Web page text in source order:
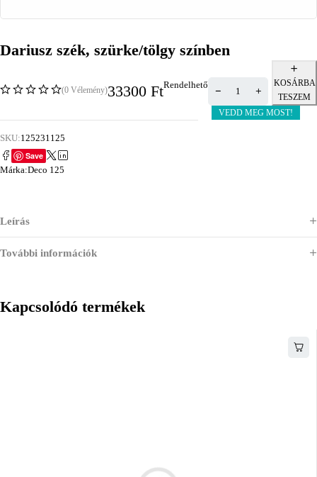
Dariusz szék, szürke/tölgy színben
(0 Vélemény)33300 FtRendelhető
KOSÁRBA
TESZEM
VEDD MEG MOST!
SKU:125231125
Save
Márka:Deco 125
Leírás
További információk
Kapcsolódó termékek